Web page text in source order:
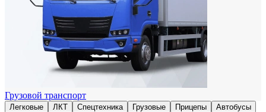
Грузовой транспорт
Легковые ЛКТ Спецтехника Грузовые Прицепы Автобусы